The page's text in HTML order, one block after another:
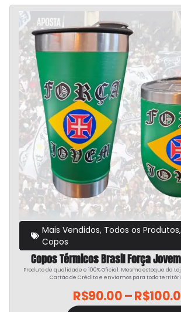
Mais Vendidos, Todos os Produtos,
Copos
Copos Térmicos Brasil Força Jovem
Produto de qualidade e 100% Oficial. Mesmo estoque da
Cartão de Crédito e enviamos para todo
R$90.00–R$